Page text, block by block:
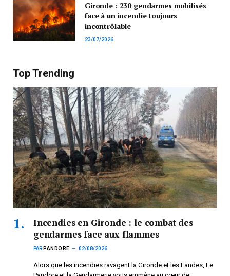
Gironde : 230 gendarmes mobilisés
face à un incendie toujours
incontrôlable
23/07/2026
Top Trending
Incendies en Gironde : le combat des
gendarmes face aux flammes
PAR PANDORE 02/08/2026
Alors que les incendies ravagent la Gironde et les Landes, Le